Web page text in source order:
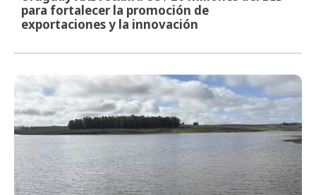
para fortalecer la promoción de
exportaciones y la innovación